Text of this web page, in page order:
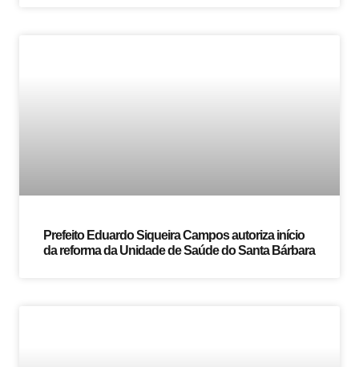
Prefeito Eduardo Siqueira Campos autoriza início
da reforma da Unidade de Saúde do Santa Bárbara